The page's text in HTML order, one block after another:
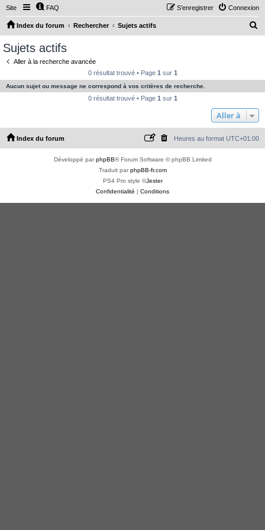
Site FAQ Connexion
S’enregistrer
Index du forum Rechercher Sujets actifs
e
c
e
Sujets actifs
Aller à la recherche avancée
0 résultat trouvé • Page 1 sur 1
Aucun sujet ou message ne correspond à vos critères de recherche.
0 résultat trouvé • Page 1 sur 1
Aller à
Index du forum Heures au format UTC+01:00
Développé parphpBB® Forum Software © phpBB Limited
Traduit parphpBB-fr.com
PS4 Pro style ©Jester
Confidentialité | Conditions